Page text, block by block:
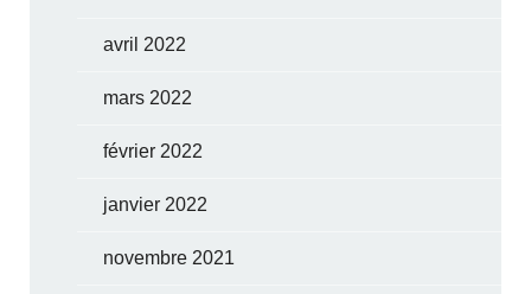
avril 2022
mars 2022
février 2022
janvier 2022
novembre 2021